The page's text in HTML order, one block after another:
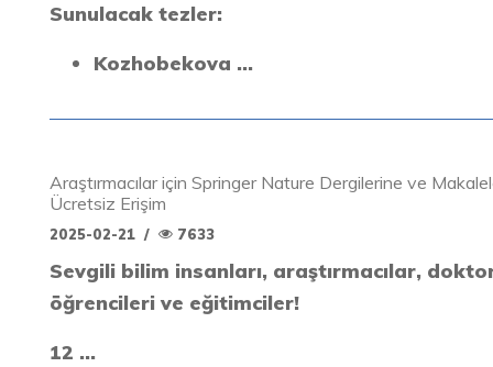
Sunulacak tezler:
Kozhobekova ...
Araştırmacılar için Springer Nature Dergilerine ve
Ücretsiz Erişim
2025-02-21 / 7633
Sevgili bilim insanları, araştırmacılar,
öğrencileri ve eğitimciler!
12 ...